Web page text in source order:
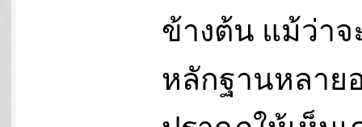
ข้างต้น แม้ว่าจ
หลักฐานหลาย